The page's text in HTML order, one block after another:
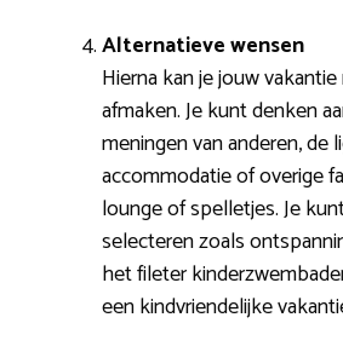
Alternatieve wensen
Hierna kan je jouw
afmaken. Je kunt denken
meningen van anderen, de
accommodatie of overige
lounge of spelletjes. Je
selecteren zoals
het fileter
een kindvriendelijke